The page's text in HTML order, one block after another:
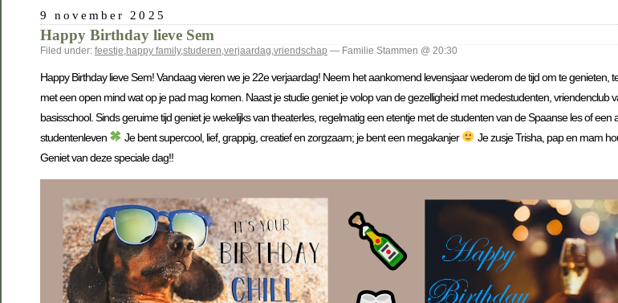
9 november 2025
Happy Birthday lieve Sem
Filed under: feestje happy family,studeren verjaardag vriendschap — Familie Stammen @ 20:30
Happy Birthday lieve Sem! Vandaag vieren we je 22e verjaardag! Neem het aankomend levensjaar wederom de tijd om te genieten,
met een open mind wat op je pad mag komen. Naast je studie geniet je volop van de gezelligheid met medestudenten, vriendenclub
basisschool. Sinds geruime tijd geniet je wekelijks van theaterles, regelmatig een etentje met de studenten van de Spaanse les of een
studentenleven
Je bent supercool, lief, grappig, creatief en zorgzaam; je bent een megakanjer
Je zusje Trisha, pap en mam
Geniet van deze speciale dag!!